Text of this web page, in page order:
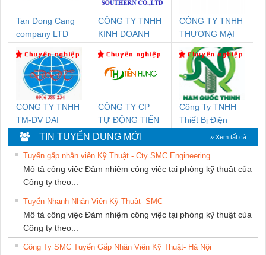
Tan Dong Cang
company LTD
CÔNG TY TNHH
KINH DOANH
PHƯƠNG NAM
CÔNG TY TNHH
THƯƠNG MẠI
DỊCH VỤ KỸ
THUẬT ĐIỆN CƠ
GIA HƯNG
PHÁT
CONG TY TNHH
TM-DV DAI
DONG THANH
CÔNG TY CP
TỰ ĐỘNG TIẾN
HƯNG
Công Ty TNHH
Thiết Bị Điện
Nam Quốc Thịnh
TIN TUYỂN DỤNG MỚI » Xem tất cả
Tuyển gấp nhân viên Kỹ Thuật - Cty SMC Engineering
Mô tả công việc Đảm nhiệm công việc tại phòng kỹ thuật của
Công ty theo...
Tuyển Nhanh Nhân Viên Kỹ Thuật- SMC
Mô tả công việc Đảm nhiệm công việc tại phòng kỹ thuật của
Công ty theo...
Công Ty SMC Tuyển Gấp Nhân Viên Kỹ Thuật- Hà Nội